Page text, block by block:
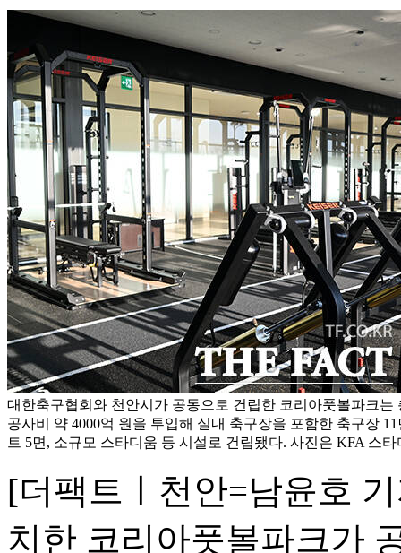
대한축구협회와 천안시가 공동으로 건립한 코리아풋볼파크는
공사비 약 4000억 원을 투입해 실내 축구장을 포함한 축구장
트 5면, 소규모 스타디움 등 시설로 건립됐다. 사진은 KFA 스
[더팩트ㅣ천안=남윤호
치한 코리아풋볼파크가